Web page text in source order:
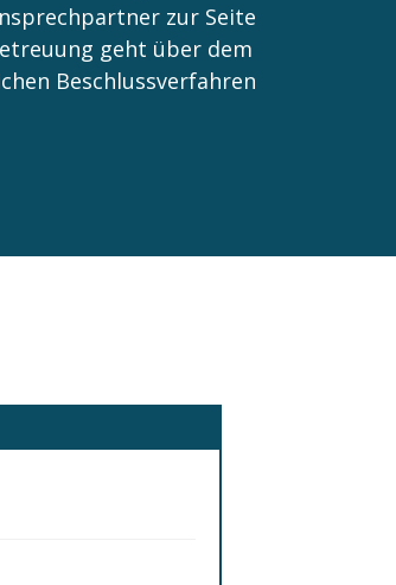
zur Seite
geht über dem
Beschlussverfahren